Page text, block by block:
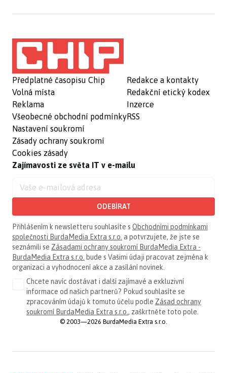
Předplatné časopisu Chip
Volná místa
Reklama
Všeobecné obchodní podmínky
Nastavení soukromí
Zásady ochrany soukromí
Cookies zásady
Redakce a kontakty
Redakční etický kodex
Inzerce
RSS
Zajímavosti ze světa IT v e-mailu
ODEBÍRAT
Přihlášením k newsletteru souhlasíte s Obchodními podmínkami
společnosti BurdaMedia Extra s.r.o. a potvrzujete, že jste se
seznámili se Zásadami ochrany soukromí BurdaMedia Extra -
BurdaMedia Extra s.r.o. bude s Vašimi údaji pracovat zejména k
organizaci a vyhodnocení akce a zasílání novinek.
Chcete navíc dostávat i další zajímavé a exkluzivní
informace od našich partnerů? Pokud souhlasíte se
zpracováním údajů k tomuto účelu podle Zásad ochrany
soukromí BurdaMedia Extra s.r.o. , zaškrtněte toto pole.
© 2003—2026 BurdaMedia Extra s.r.o.